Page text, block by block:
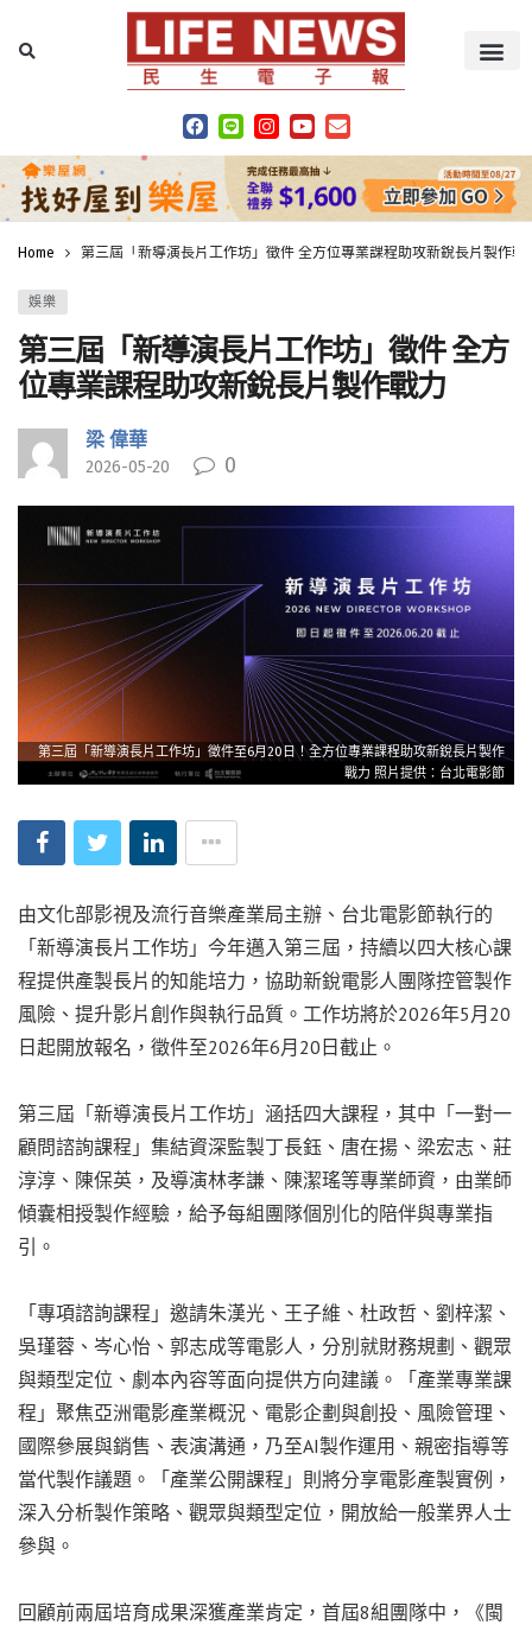
Home 第三屆「新導演長片工作坊」徵件 全方位專業課程助攻新銳長片製作戰
娛樂
第三屆「新導演長片工作坊」徵件 全方
位專業課程助攻新銳長片製作戰力
梁 偉華
2026-05-20 0
第三屆「新導演長片工作坊」徵件至6月20日！全方位專業課程助攻新銳長片製作
戰力 照片提供：台北電影節
由文化部影視及流行音樂產業局主辦、台北電影節執行的
「新導演長片工作坊」今年邁入第三屆，持續以四大核心課
程提供產製長片的知能培力，協助新銳電影人團隊控管製作
風險、提升影片創作與執行品質。工作坊將於2026年5月20
日起開放報名，徵件至2026年6月20日截止。
第三屆「新導演長片工作坊」涵括四大課程，其中「一對一
顧問諮詢課程」集結資深監製丁長鈺、唐在揚、梁宏志、莊
淳淳、陳保英，及導演林孝謙、陳潔瑤等專業師資，由業師
傾囊相授製作經驗，給予每組團隊個別化的陪伴與專業指
引。
「專項諮詢課程」邀請朱漢光、王子維、杜政哲、劉梓潔、
吳瑾蓉、岑心怡、郭志成等電影人，分別就財務規劃、觀眾
與類型定位、劇本內容等面向提供方向建議。「產業專業課
程」聚焦亞洲電影產業概況、電影企劃與創投、風險管理、
國際參展與銷售、表演溝通，乃至AI製作運用、親密指導等
當代製作議題。「產業公開課程」則將分享電影產製實例，
深入分析製作策略、觀眾與類型定位，開放給一般業界人士
參與。
回顧前兩屆培育成果深獲產業肯定，首屆8組團隊中，《閩